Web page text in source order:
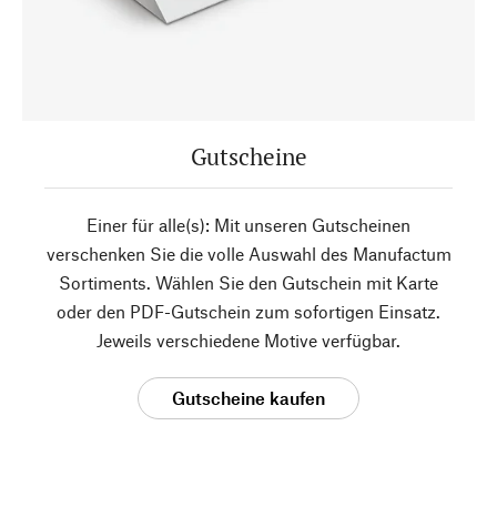
Gutscheine
Einer für alle(s): Mit unseren Gutscheinen
verschenken Sie die volle Auswahl des Manufactum
Sortiments. Wählen Sie den Gutschein mit Karte
oder den PDF-Gutschein zum sofortigen Einsatz.
Jeweils verschiedene Motive verfügbar.
Gutscheine kaufen